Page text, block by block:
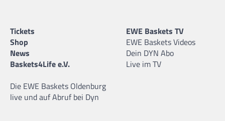
Tickets
Shop
News
Baskets4Life e.V.
Die EWE Baskets Oldenburg
live und auf Abruf bei Dyn
EWE Baskets TV
EWE Baskets Videos
Dein DYN Abo
Live im TV